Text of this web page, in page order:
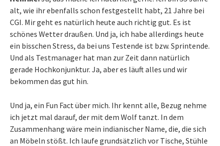
alt, wie ihr ebenfalls schon festgestellt habt, 21 Jahre bei
CGI. Mir geht es natürlich heute auch richtig gut. Es ist
schönes Wetter draußen. Und ja, ich habe allerdings heute
ein bisschen Stress, da bei uns Testende ist bzw. Sprintende.
Und als Testmanager hat man zur Zeit dann natürlich
gerade Hochkonjunktur. Ja, aber es läuft alles und wir
bekommen das gut hin.
Und ja, ein Fun Fact über mich. Ihr kennt alle, Bezug nehme
ich jetzt mal darauf, der mit dem Wolf tanzt. In dem
Zusammenhang wäre mein indianischer Name, die, die sich
an Möbeln stößt. Ich laufe grundsätzlich vor Tische, Stühle